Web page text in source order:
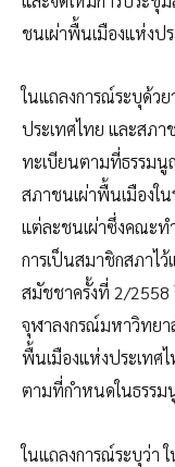
ชนเผ่าพื้นเมืองแห่งป
ในแถลงการณ์ระบุด้ว
ประเทศไทย และสภ
ทะเบียนตามที่ธรรม
สภาชนเผ่าพื้นเมืองใ
แต่ละชนเผ่าซึ่งคณะท
การเป็นสมาชิกสภาไ
สมัชชาครั้งที่ 2/
จุฬาลงกรณ์มหาวิทยา
พื้นเมืองแห่งประเทศ
ตามที่กำหนดในธรร
ในแถลงการณ์ระบุว่า